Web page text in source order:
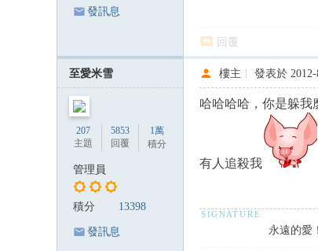
發訊息
回覆
至愛米雪
207
主題
5853
回覆
1萬
積分
管理員
積分 13398
發訊息
樓主 發表於 2012-
哈哈哈哈，你是躲我
有人追殺我
永遠的愛